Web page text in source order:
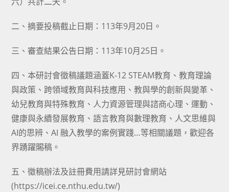
二、摘要投稿截止日期：113年9月20日。
三、審查結果公告日期：113年10月25日。
四、本研討會徵稿議題涵蓋K-12 STEAM教育、教育理論
與政策、跨領域教育與科技應用、教與學的創新與變革、
幼兒教育與特殊教育、人力資源管理與諮商心理、運動、
健康與永續發展教育、語言教育與數理教育、人文思維與
AI的思辨、AI 融入教學的案例實踐…等相關議題，歡迎各
界踴躍賜稿。
五、徵稿辦法及註冊費用請詳見研討會網站
(https://icei.ce.nthu.edu.tw/)